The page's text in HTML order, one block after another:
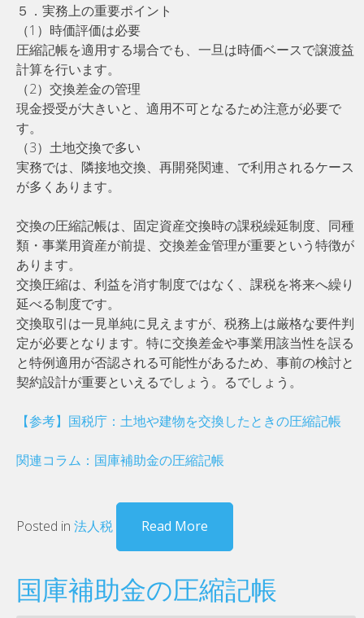
５．実務上の重要ポイント
（1）時価評価は必要
圧縮記帳を適用する場合でも、一旦は時価ベースで譲渡益
計算を行います。
（2）交換差金の管理
現金授受が大きいと、適用不可となるため注意が必要で
す。
（3）土地交換で多い
実務では、隣接地交換、再開発関連、で利用されるケース
が多くあります。
交換の圧縮記帳は、固定資産交換時の課税繰延制度、同種
類・事業用資産が前提、交換差金管理が重要という特徴が
あります。
交換圧縮は、利益を消す制度ではなく、課税を将来へ繰り
延べる制度です。
交換取引は一見単純に見えますが、税務上は厳格な要件判
定が必要となります。特に交換差金や事業用該当性を誤る
と特例適用が否認される可能性があるため、事前の検討と
契約設計が重要といえるでしょう。るでしょう。
【参考】国税庁：土地や建物を交換したときの圧縮記帳
関連コラム：国庫補助金の圧縮記帳
Posted in 法人税 Read More
国庫補助金の圧縮記帳